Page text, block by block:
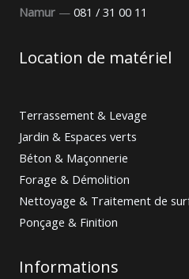
Namur — 081 / 31 00 11
Location de matériel
Terrassement & Levage
Jardin & Espaces verts
Béton & Maçonnerie
Forage & Démolition
Nettoyage & Traitement de
Ponçage & Finition
Informations